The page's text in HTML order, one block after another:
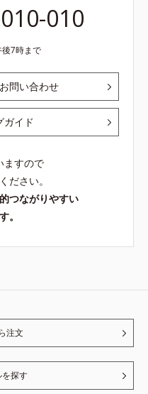
010
7時まで
問い合わせ
ガイド
ますので
ださい。
つながりやすい
。
注文
探す